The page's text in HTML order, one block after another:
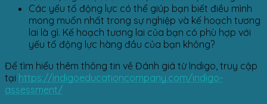
Các yếu tố động lực có thể giúp bạn biết điều mình
mong muốn nhất trong sự nghiệp và kế hoạch tương
lai là gì. Kế hoạch tương lai của bạn có phù hợp với
yếu tố động lực hàng đầu của bạn không?
Để tìm hiểu thêm thông tin về Đánh giá từ Indigo, truy cập
tại https://indigoeducationcompany.com/indigo-
assessment/